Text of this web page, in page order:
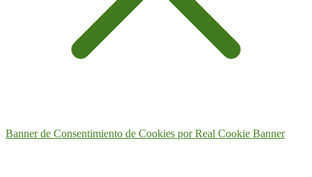
Banner de Consentimiento de Cookies por Real Cookie Banner